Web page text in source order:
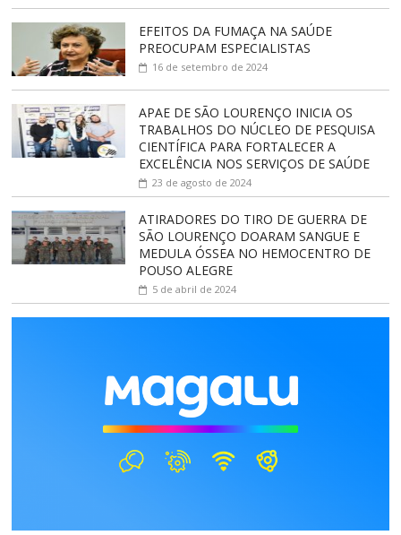
EFEITOS DA FUMAÇA NA SAÚDE
PREOCUPAM ESPECIALISTAS
16 de setembro de 2024
APAE DE SÃO LOURENÇO INICIA OS
TRABALHOS DO NÚCLEO DE PESQUISA
CIENTÍFICA PARA FORTALECER A
EXCELÊNCIA NOS SERVIÇOS DE SAÚDE
23 de agosto de 2024
ATIRADORES DO TIRO DE GUERRA DE
SÃO LOURENÇO DOARAM SANGUE E
MEDULA ÓSSEA NO HEMOCENTRO DE
POUSO ALEGRE
5 de abril de 2024